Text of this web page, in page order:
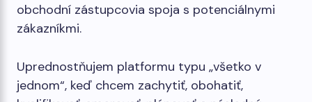
obchodní zástupcovia spoja s potenciálnymi
zákazníkmi.
Uprednostňujem platformu typu „všetko v
jednom“, keď chcem zachytiť, obohatiť,